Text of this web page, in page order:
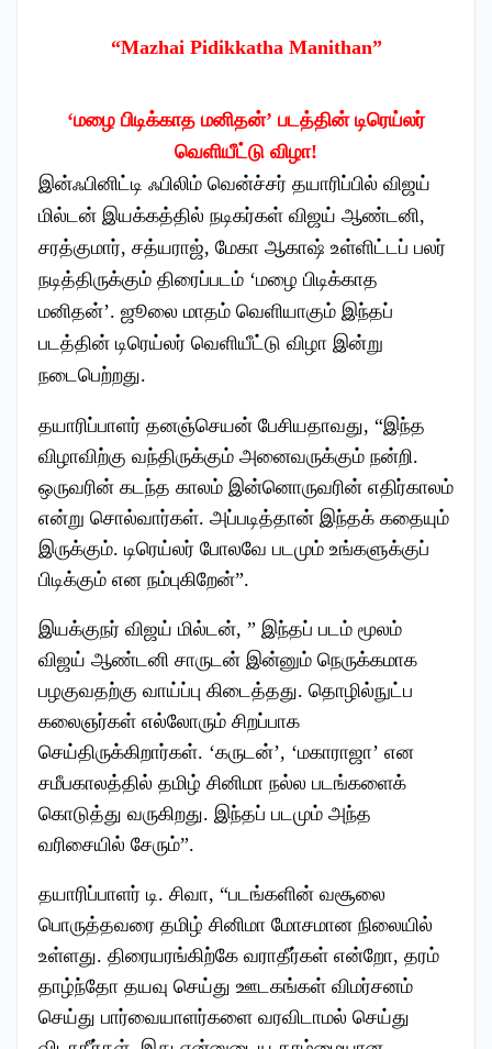
“Mazhai Pidikkatha Manithan”
‘மழை பிடிக்காத மனிதன்’ படத்தின் டிரெய்லர்
வெளியீட்டு விழா!
இன்ஃபினிட்டி ஃபிலிம் வென்ச்சர் தயாரிப்பில் விஜய்
மில்டன் இயக்கத்தில் நடிகர்கள் விஜய் ஆண்டனி,
சரத்குமார், சத்யராஜ், மேகா ஆகாஷ் உள்ளிட்டப் பலர்
நடித்திருக்கும் திரைப்படம் ‘மழை பிடிக்காத
மனிதன்’. ஜூலை மாதம் வெளியாகும் இந்தப்
படத்தின் டிரெய்லர் வெளியீட்டு விழா இன்று
நடைபெற்றது.
தயாரிப்பாளர் தனஞ்செயன் பேசியதாவது, “இந்த
விழாவிற்கு வந்திருக்கும் அனைவருக்கும் நன்றி.
ஒருவரின் கடந்த காலம் இன்னொருவரின் எதிர்காலம்
என்று சொல்வார்கள். அப்படித்தான் இந்தக் கதையும்
இருக்கும். டிரெய்லர் போலவே படமும் உங்களுக்குப்
பிடிக்கும் என நம்புகிறேன்”.
இயக்குநர் விஜய் மில்டன், ” இந்தப் படம் மூலம்
விஜய் ஆண்டனி சாருடன் இன்னும் நெருக்கமாக
பழகுவதற்கு வாய்ப்பு கிடைத்தது. தொழில்நுட்ப
கலைஞர்கள் எல்லோரும் சிறப்பாக
செய்திருக்கிறார்கள். ‘கருடன்’, ‘மகாராஜா’ என
சமீபகாலத்தில் தமிழ் சினிமா நல்ல படங்களைக்
கொடுத்து வருகிறது. இந்தப் படமும் அந்த
வரிசையில் சேரும்”.
தயாரிப்பாளர் டி. சிவா, “படங்களின் வசூலை
பொருத்தவரை தமிழ் சினிமா மோசமான நிலையில்
உள்ளது. திரையரங்கிற்கே வராதீர்கள் என்றோ, தரம்
தாழ்ந்தோ தயவு செய்து ஊடகங்கள் விமர்சனம்
செய்து பார்வையாளர்களை வரவிடாமல் செய்து